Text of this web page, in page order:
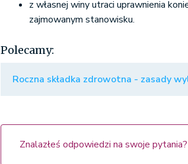
z własnej winy utraci uprawnienia
zajmowanym stanowisku.
Polecamy:
Roczna składka zdrowotna - zasady
Znalazłeś odpowiedzi na swoje pytania?